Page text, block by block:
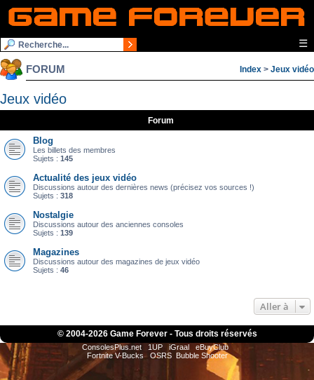
☰
FORUM Index > Jeux vidéo
Jeux vidéo
Forum
Blog
Les billets des membres
Sujets : 145
Actualité des jeux vidéo
Discussions autour des dernières news (précisez vos sources !)
Sujets : 318
Nostalgie
Discussions autour des anciennes consoles
Sujets : 139
Magazines
Discussions autour des magazines de jeux vidéo
Sujets : 46
Aller à
© 2004-2026 Game Forever - Tous droits réservés
ConsolesPlus.net 1UP iGraal
eBuyClub
Fortnite V-Bucks
OSRS Bubble Shooter